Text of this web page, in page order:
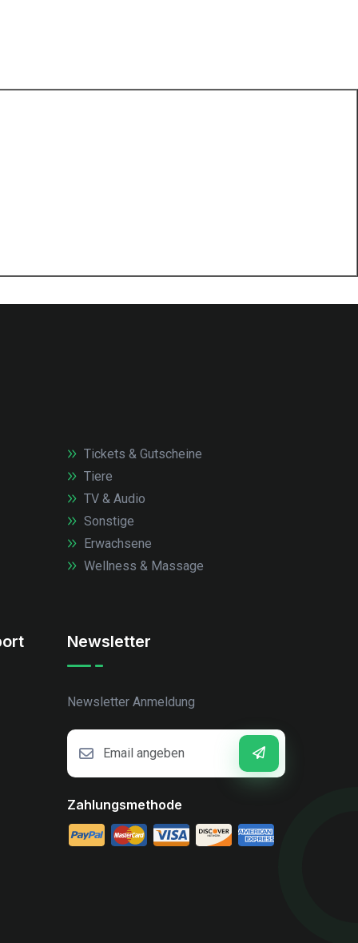
Tickets & Gutscheine
Tiere
TV & Audio
Sonstige
Erwachsene
Wellness & Massage
Newsletter
Newsletter Anmeldung
Zahlungsmethode